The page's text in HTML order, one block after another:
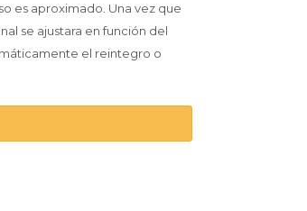
es aproximado. Una vez que
se ajustara en función del
el reintegro o